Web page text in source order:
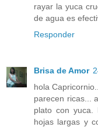
rayar la yuca
de agua es
Responder
Brisa de Amor
hola Capricornio...
parecen ricas...
plato con yuca.
hojas largas y